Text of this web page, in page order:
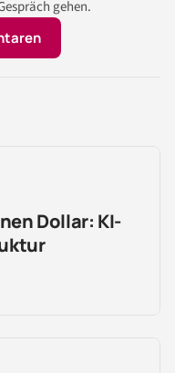
gehen.
Dollar: KI-